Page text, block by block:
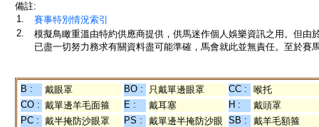
備註:
1.
賽事特別情況索引
2.
模擬鳥瞰重溫由特約供應商提供，供馬迷作個人娛樂資訊之用。但
已盡一切努力務求有關資料盡可能準確，馬會就此並無責任。至於賽
B : 戴眼罩 BO : 只戴單邊眼罩 CC :
喉托
CO : 戴單邊羊毛面箍 E : 戴耳塞 H :
戴頭罩
PC : 戴半掩防沙眼罩 PS :
戴單邊半掩防沙眼 SB : 戴羊毛額箍